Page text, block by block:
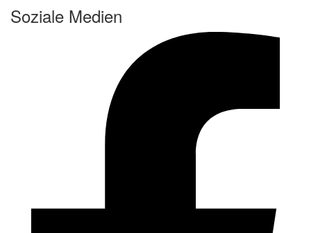
Soziale Medien